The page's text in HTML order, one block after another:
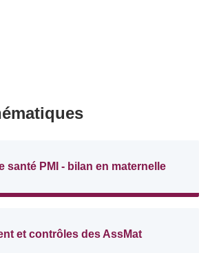
santé PMI - bilan en maternelle
et contrôles des AssMat